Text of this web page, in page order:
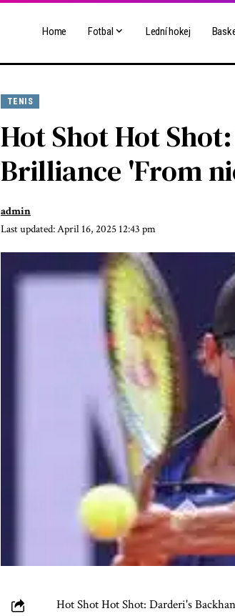
Home Fotbal Lední hokej
TENIS
Hot Shot Hot
Brilliance 'From
Last updated: April 16, 2025 12:43 pm
admin
Hot Shot Hot Shot: Darderi's